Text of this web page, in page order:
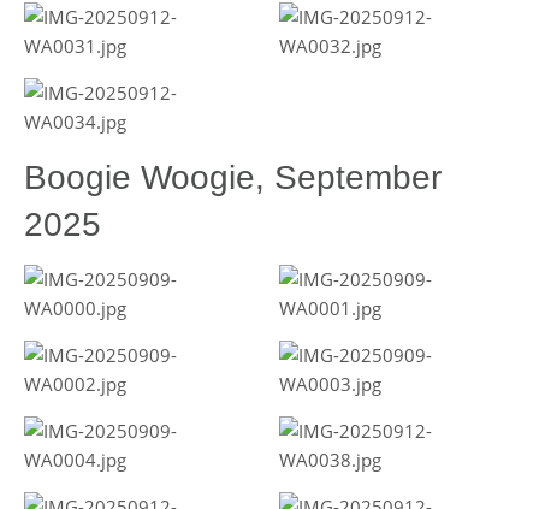
Boogie Woogie, September
2025